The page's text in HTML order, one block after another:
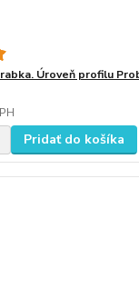
Úroveň profilu
Pridať do košíka